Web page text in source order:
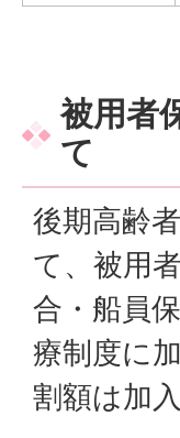
被用者
て
後期高齢
て、被用
合・船員
療制度に
割額は加